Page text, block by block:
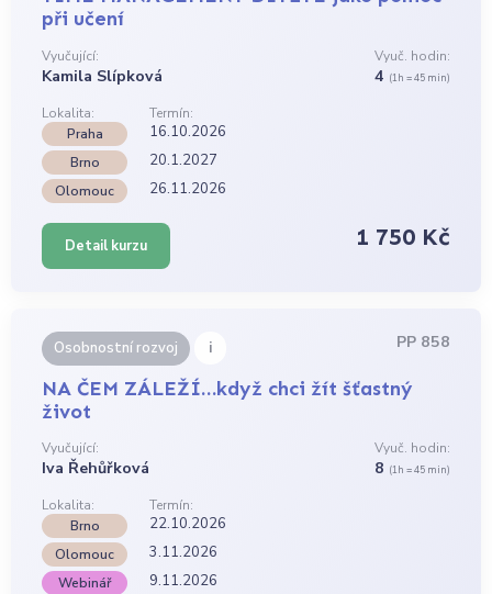
při učení
Vyučující:
Kamila Slípková
Vyuč. hodin:
4 (1h = 45 min)
Lokalita:
Termín:
Praha
16.10.2026
Brno 20.1.2027
Olomouc 26.11.2026
Detail kurzu 1 750 Kč
Osobnostní rozvoj i PP 858
NA ČEM ZÁLEŽÍ…když chci žít šťastný
život
Vyučující:
Iva Řehůřková
Vyuč. hodin:
8 (1h = 45 min)
Lokalita:
Termín:
Brno
22.10.2026
Olomouc 3.11.2026
Webinář 9.11.2026